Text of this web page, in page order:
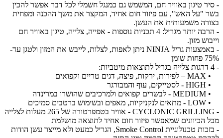
- סיר טיגון באוויר חם, המשמש גם כמנגל חשמלי לכל דבר אפשר להכין
בשר "על האש", עם פיזור חום אחיד, המקצר את משך ההכנה ומפחית
בצורה משמעותית את העשן.
- הרבה יותר מגריל: 4 תכניות נוספות - אפייה, צלייה, טיגון באוויר חם
וייבוש מזון.
- באמצעות גריל NINJA ניתן לאפות, לצלות, לייבש את המזון ולטגן עד-
75% פחות שומן
- 4 דרגות צלייה בגריל לתוצאות מיטביות:
• MAX – לפירות, ירקות, פיצה, דגים טריים וקפואים
• HIGH - לסטייקים, עוף והמבורגר
• MEDIUM - לבשרים קפואים ולמרכיבים שהושרו במרינדה
• LOW - מתאים לנקניקיות, מאפים ובשימוש ברטבים סמיכים
- CYCLONIC GRILLING - אוויר בטמפרטורה של 265 מעלות לצלייה
מכל הכיוונים שמאפשר פיזור חום אחיד לתוצאה מושלמת
- בזכות טכנולוגיית Smoke Control, הגריל כמעט ולא מייצר עשן הודות